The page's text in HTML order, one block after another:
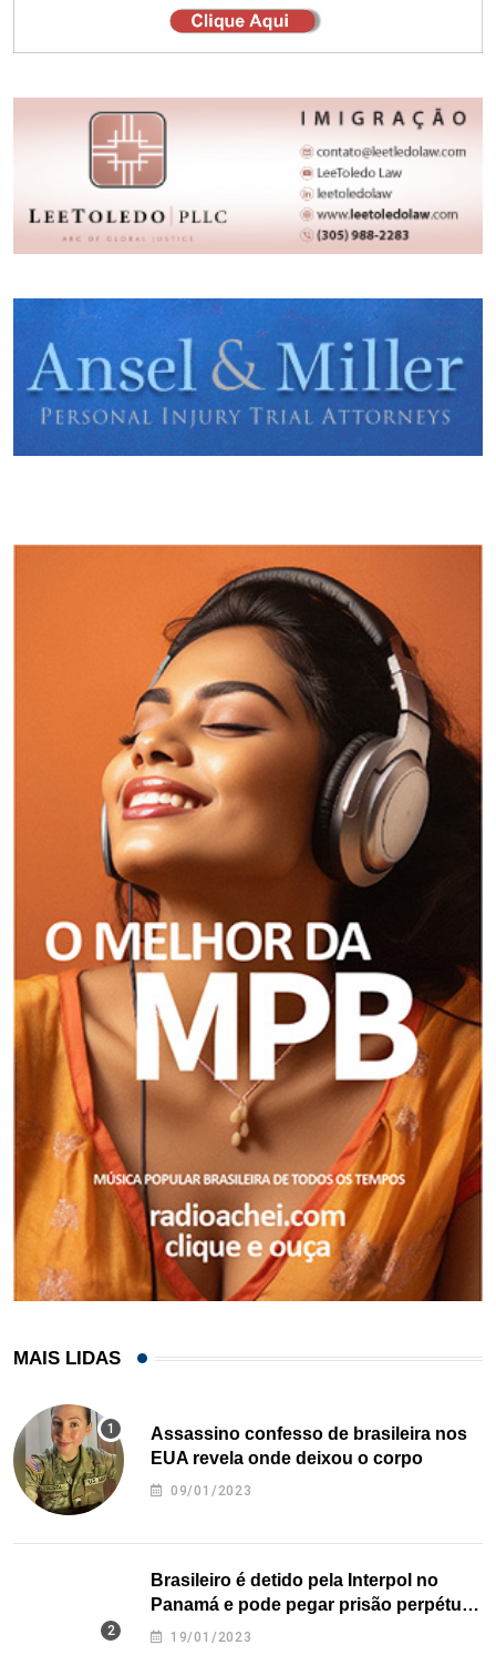
MAIS LIDAS
Assassino confesso de brasileira nos
EUA revela onde deixou o corpo
09/01/2023
Brasileiro é detido pela Interpol no
Panamá e pode pegar prisão perpétua
nos EUA
19/01/2023